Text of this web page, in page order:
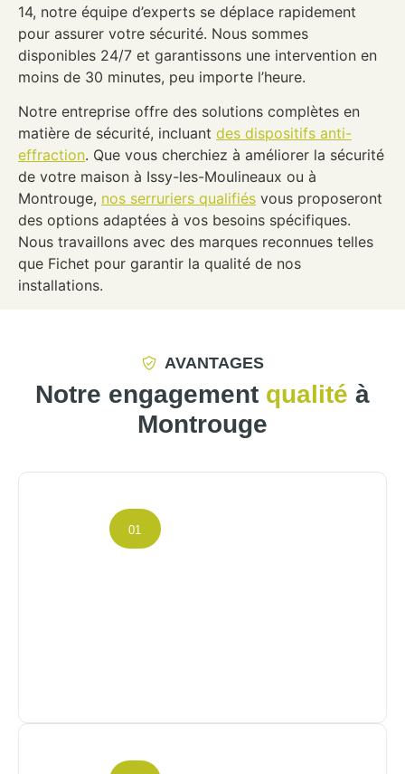
14, notre équipe d’experts se déplace rapidement
pour assurer votre sécurité. Nous sommes
disponibles 24/7 et garantissons une intervention en
moins de 30 minutes, peu importe l’heure.
Notre entreprise offre des solutions complètes en
matière de sécurité, incluant des dispositifs anti-
effraction. Que vous cherchiez à améliorer la sécurité
de votre maison à Issy-les-Moulineaux ou à
Montrouge, nos serruriers qualifiés vous proposeront
des options adaptées à vos besoins spécifiques.
Nous travaillons avec des marques reconnues telles
que Fichet pour garantir la qualité de nos
installations.
AVANTAGES
Notre engagement qualité à
Montrouge
01